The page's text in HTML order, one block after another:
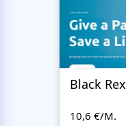
Black Rex
10,6 €/M.